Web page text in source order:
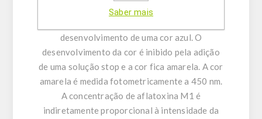
solução de substrato é adicionada e incubada
desenvolvimento de uma cor azul. O
desenvolvimento da cor é inibido pela adição
de uma solução stop e a cor fica amarela. A cor
amarela é medida fotometricamente a 450 nm.
A concentração de aflatoxina M1 é
indiretamente proporcional à intensidade da
Saber mais